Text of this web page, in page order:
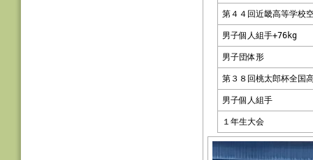
第４４回近畿高等学校
男子個人組手+76kg
男子団体形
第３８回桃太郎杯全国
男子個人組手
１年生大会